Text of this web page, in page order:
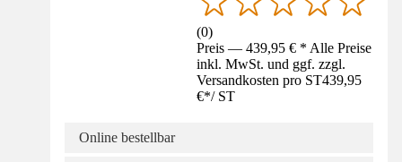
(0)
Preis — 439,95 € * Alle Preise
inkl. MwSt. und ggf. zzgl.
Versandkosten pro ST439,95
€*/ ST
Online bestellbar